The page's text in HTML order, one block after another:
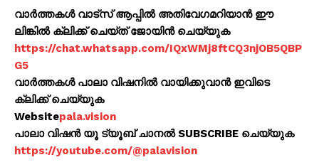
വാർത്തകൾ വാട്സ് ആപ്പിൽ അതിവേഗമറിയാൻ ഈ
ലിങ്കിൽ ക്ലിക്ക് ചെയ്ത് ജോയിൻ ചെയ്യുക
https://chat.whatsapp.com/IQxWMj8ftCQ3njOB5QBP
G5
വാർത്തകൾ പാലാ വിഷനിൽ വായിക്കുവാൻ ഇവിടെ
ക്ലിക്ക് ചെയ്യുക
Websitepala.vision
പാലാ വിഷൻ യൂ ട്യൂബ് ചാനൽ SUBSCRIBE ചെയ്യുക
https://youtube.com/@palavision